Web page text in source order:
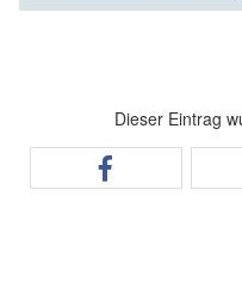
Dieser Eintrag